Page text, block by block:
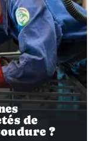
de
?